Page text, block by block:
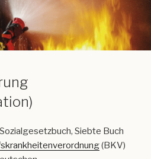
Siebte Buch
(BKV)